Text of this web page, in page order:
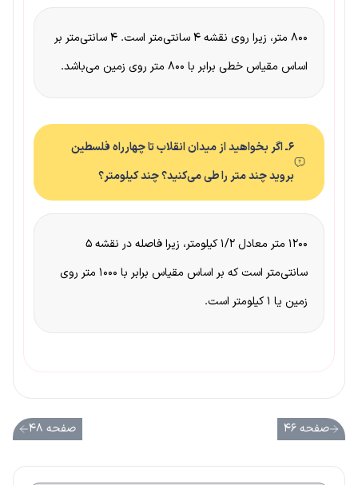
۸۰۰ متر، زیرا روی نقشه ۴ سانتی‌متر است. ۴ سانتی‌متر بر
اساس مقیاس خطی برابر با ۸۰۰ متر روی زمین می‌باشد.
۶ـ اگر بخواهید از میدان انقلاب تا چهارراه فلسطین
بروید چند متر را طی می‌کنید؟ چند کیلومتر؟
۱۲۰۰ متر معادل ۱/۲ کیلومتر، زیرا فاصله در نقشه ۵
سانتی‌متر است که بر اساس مقیاس برابر با ۱۰۰۰ متر روی
زمین یا ۱ کیلومتر است.
صفحه ۴۶ صفحه ۴۸